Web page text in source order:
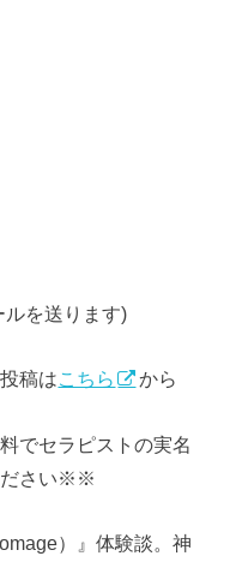
を送ります)
稿はこちら から
でセラピストの実名
ださい※※
）』体験談。神